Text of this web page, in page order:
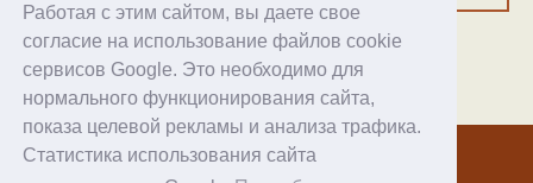
Работая с этим сайтом, вы даете свое
согласие на использование файлов cookie
сервисов Google. Это необходимо для
нормального функционирования сайта,
показа целевой рекламы и анализа трафика.
Статистика использования сайта
Хостинг
© 1998–2026 Alex Exler